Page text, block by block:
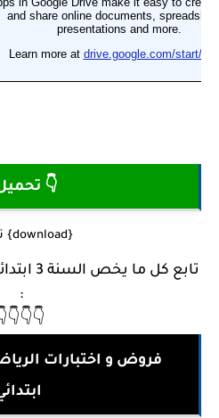
👇
{download} تحميل
تابع كل
:
فروض و اختبارات